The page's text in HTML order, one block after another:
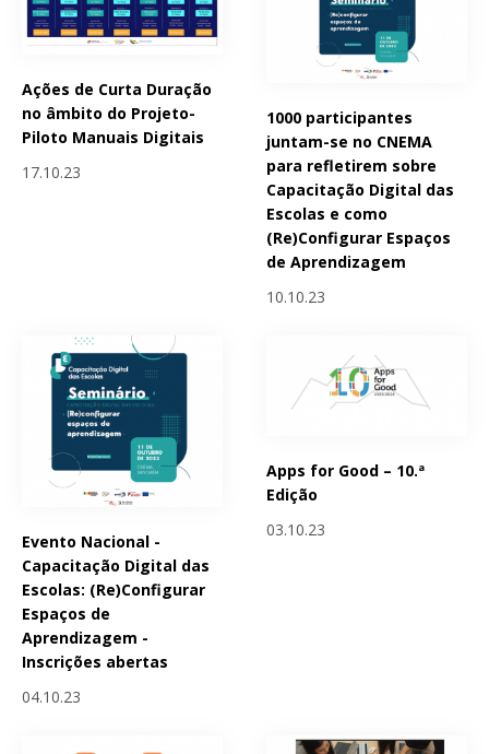
Ações de Curta Duração
no âmbito do Projeto-
Piloto Manuais Digitais
17.10.23
1000 participantes
juntam-se no CNEMA
para refletirem sobre
Capacitação Digital das
Escolas e como
(Re)Configurar Espaços
de Aprendizagem
10.10.23
Evento Nacional -
Capacitação Digital das
Escolas: (Re)Configurar
Espaços de
Aprendizagem -
Inscrições abertas
04.10.23
Apps for Good – 10.ª
Edição
03.10.23